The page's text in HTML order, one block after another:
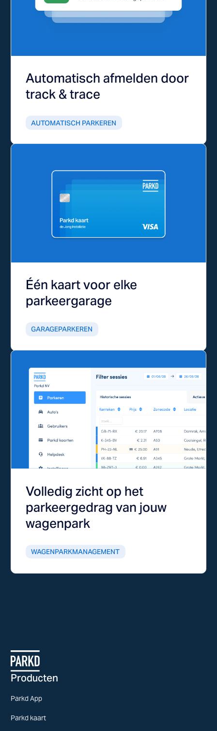
Automatisch afmelden door
track & trace
AUTOMATISCH PARKEREN
Één kaart voor elke
parkeergarage
GARAGEPARKEREN
Volledig zicht op het
parkeergedrag van jouw
wagenpark
WAGENPARKMANAGEMENT
Producten
Parkd App
Parkd kaart